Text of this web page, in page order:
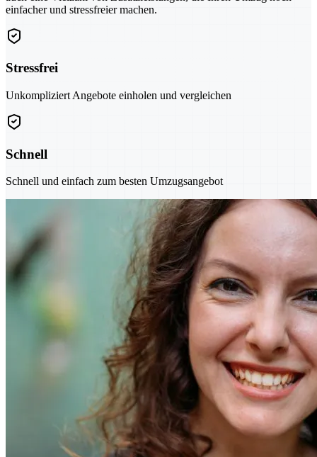
einfacher und stressfreier machen.
Stressfrei
Unkompliziert Angebote einholen und vergleichen
Schnell
Schnell und einfach zum besten Umzugsangebot